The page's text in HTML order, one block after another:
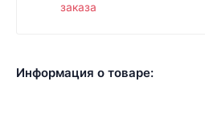
заказа
Информация о товаре: